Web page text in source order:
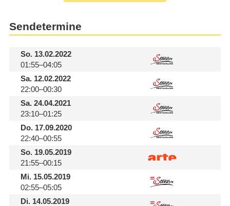
Sendetermine
So.13.02.2022
01:55–04:05
Sa.12.02.2022
22:00–00:30
Sa.24.04.2021
23:10–01:25
Do.17.09.2020
22:40–00:55
So.19.05.2019
21:55–00:15
Mi.15.05.2019
02:55–05:05
Di.14.05.2019